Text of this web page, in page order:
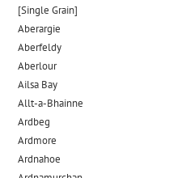
[Single Grain]
Aberargie
Aberfeldy
Aberlour
Ailsa Bay
Allt-a-Bhainne
Ardbeg
Ardmore
Ardnahoe